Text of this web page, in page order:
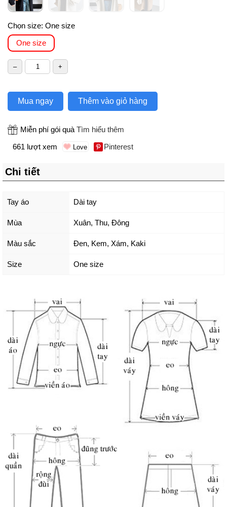
Chọn size: One size
One size
Mua ngay Thêm vào giỏ hàng
Miễn phí gói quà Tìm hiểu thêm
661 lượt xem
Pinterest
Chi tiết
Tay áo Dài tay
Mùa Xuân, Thu, Đông
Màu sắc Đen, Kem, Xám, Kaki
Size One size